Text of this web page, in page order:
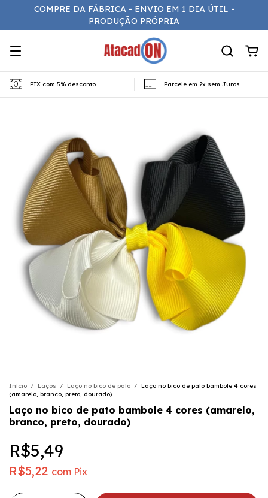
COMPRE DA FÁBRICA - ENVIO EM 1 DIA ÚTIL -
PRODUÇÃO PRÓPRIA
PIX com 5% desconto Parcele em 2x sem Juros
Início / Laços / Laço no bico de pato / Laço no bico de pato bambole 4 cores
(amarelo, branco, preto, dourado)
Laço no bico de pato bambole 4 cores (amarelo,
branco, preto, dourado)
R$5,49
R$5,22 com Pix